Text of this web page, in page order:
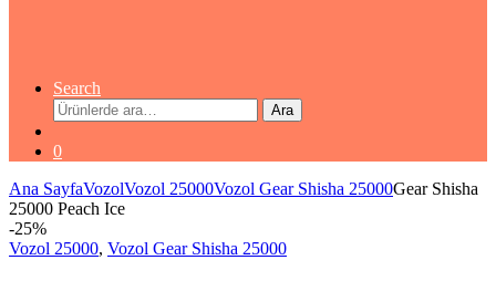
Search
Ara:
Ara
0
Ana SayfaVozolVozol 25000Vozol Gear Shisha 25000Gear Shisha
25000 Peach Ice
-25%
Vozol 25000, Vozol Gear Shisha 25000